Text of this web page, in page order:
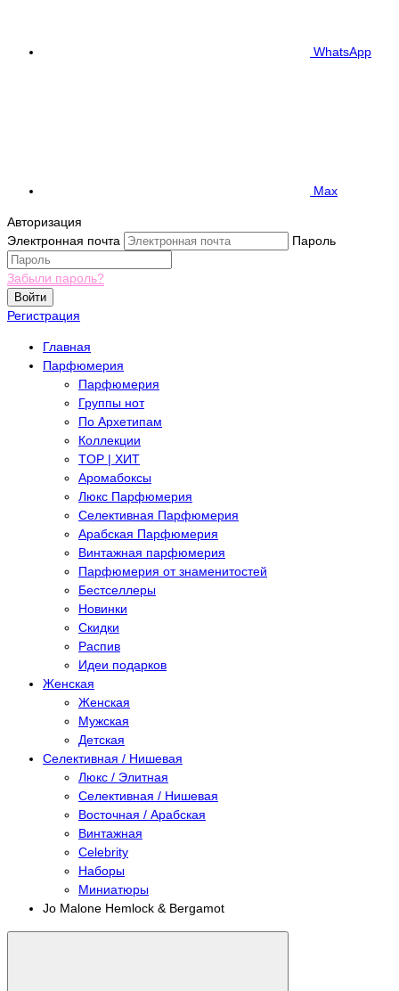
WhatsApp
Max
Авторизация
Электронная почта
Пароль
Забыли пароль?
Войти
Регистрация
Главная
Парфюмерия
Парфюмерия
Группы нот
По Архетипам
Коллекции
TOP | ХИТ
Аромабоксы
Люкс Парфюмерия
Селективная Парфюмерия
Арабская Парфюмерия
Винтажная парфюмерия
Парфюмерия от знаменитостей
Бестселлеры
Новинки
Скидки
Распив
Идеи подарков
Женская
Женская
Мужская
Детская
Селективная / Нишевая
Люкс / Элитная
Селективная / Нишевая
Восточная / Арабская
Винтажная
Celebrity
Наборы
Миниатюры
Jo Malone Hemlock & Bergamot